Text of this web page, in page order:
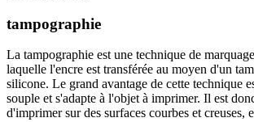
tampographie
La tampographie est une technique de
laquelle l'encre est transférée au moyen d'un
silicone. Le grand avantage de cette technique
souple et s'adapte à l'objet à imprimer. Il est
d'imprimer sur des surfaces courbes et creuses,